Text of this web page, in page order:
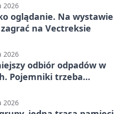
2026
oglądanie. Na wystawie
na Vectreksie
2026
odbiór odpadów w
Pojemniki trzeba
2026